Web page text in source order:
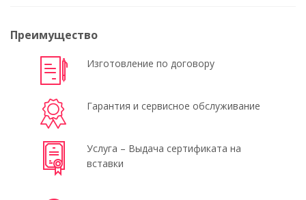
Преимущество
Изготовление по договору
Гарантия и сервисное обслуживание
Услуга – Выдача сертификата на
вставки